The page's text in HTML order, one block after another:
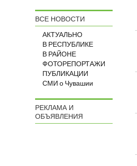
ВСЕ НОВОСТИ
АКТУАЛЬНО
В РЕСПУБЛИКЕ
В РАЙОНЕ
ФОТОРЕПОРТАЖИ
ПУБЛИКАЦИИ
СМИ о Чувашии
РЕКЛАМА И
ОБЪЯВЛЕНИЯ